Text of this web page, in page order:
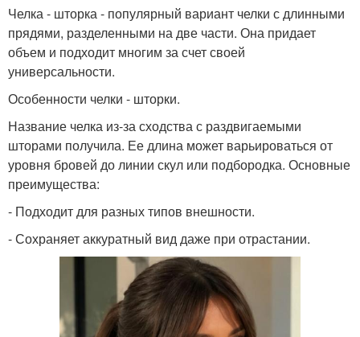
Челка - шторка - популярный вариант челки с длинными
прядями, разделенными на две части. Она придает
объем и подходит многим за счет своей
универсальности.
Особенности челки - шторки.
Название челка из-за сходства с раздвигаемыми
шторами получила. Ее длина может варьироваться от
уровня бровей до линии скул или подбородка. Основные
преимущества:
- Подходит для разных типов внешности.
- Сохраняет аккуратный вид даже при отрастании.